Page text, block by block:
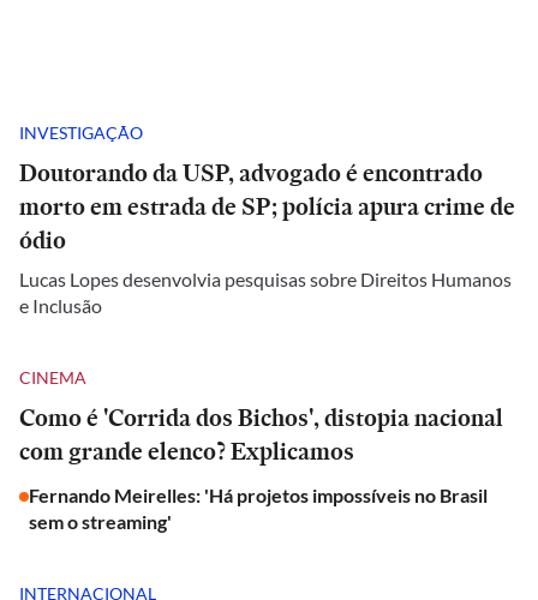
INVESTIGAÇÃO
Doutorando da USP, advogado é encontrado
morto em estrada de SP; polícia apura crime de
ódio
Lucas Lopes desenvolvia pesquisas sobre Direitos Humanos
e Inclusão
CINEMA
Como é 'Corrida dos Bichos', distopia nacional
com grande elenco? Explicamos
Fernando Meirelles: 'Há projetos impossíveis no Brasil
sem o streaming'
INTERNACIONAL